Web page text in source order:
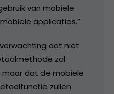
van mobiele
applicaties.”
dat niet
zal
dat de mobiele
zullen